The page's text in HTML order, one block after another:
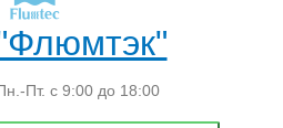
Пт. с 9:00 до 18:00